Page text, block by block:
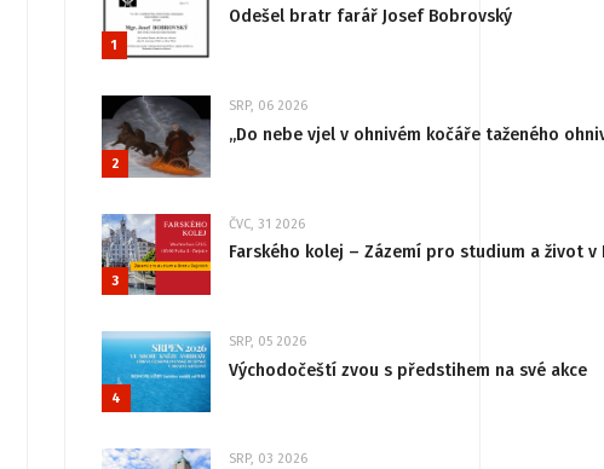
1
Odešel bratr farář Josef Bobrovský
2
SRP, 06 2026
„Do nebe vjel v ohnivém kočáře taženého
3
ČVC, 31 2026
Farského kolej – Zázemí pro studium a život v
4
SRP, 05 2026
Východočeští zvou s předstihem na své akce
SRP, 03 2026